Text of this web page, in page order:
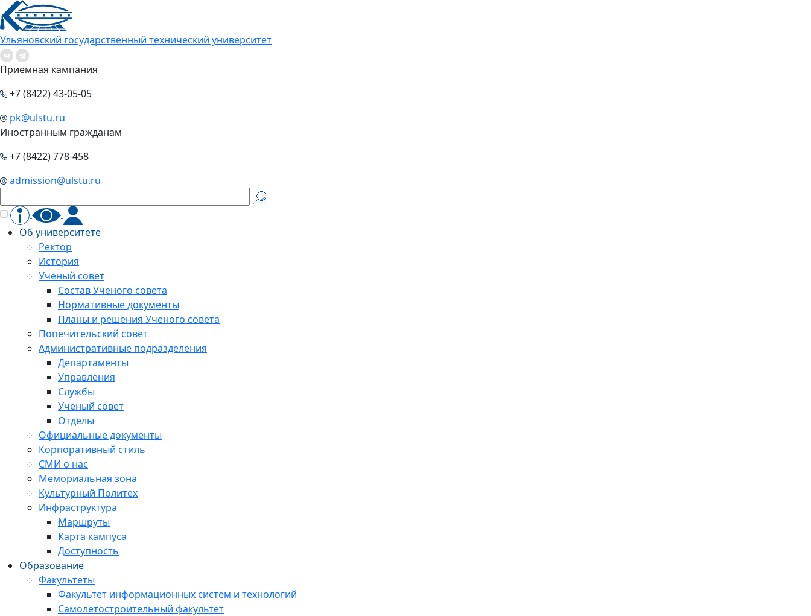
Ульяновский государственный технический университет
Приемная кампания
+7 (8422) 43-05-05
pk@ulstu.ru
Иностранным гражданам
+7 (8422) 778-458
admission@ulstu.ru
Об университете
Ректор
История
Ученый совет
Состав Ученого совета
Нормативные документы
Планы и решения Ученого совета
Попечительский совет
Административные подразделения
Департаменты
Управления
Службы
Ученый совет
Отделы
Официальные документы
Корпоративный стиль
СМИ о нас
Мемориальная зона
Культурный Политех
Инфраструктура
Маршруты
Карта кампуса
Доступность
Образование
Факультеты
Факультет информационных систем и технологий
Самолетостроительный факультет